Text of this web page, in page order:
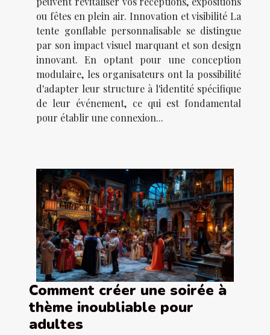
ou fêtes en plein air. Innovation et visibilité La
tente gonflable personnalisable se distingue
par son impact visuel marquant et son design
innovant. En optant pour une conception
modulaire, les organisateurs ont la possibilité
d'adapter leur structure à l'identité spécifique
de leur événement, ce qui est fondamental
pour établir une connexion...
Comment créer une soirée à
thème inoubliable pour
adultes